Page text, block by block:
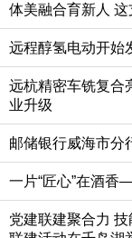
体美融合育新人
远程醇氢电动开始
远杭精密车铣复合
业升级
邮储银行威海市分
一片“匠心”在酒
党建联建聚合力